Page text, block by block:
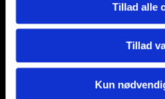
Tillad alle
Tillad
Kun
Vi modtager også MobilePay